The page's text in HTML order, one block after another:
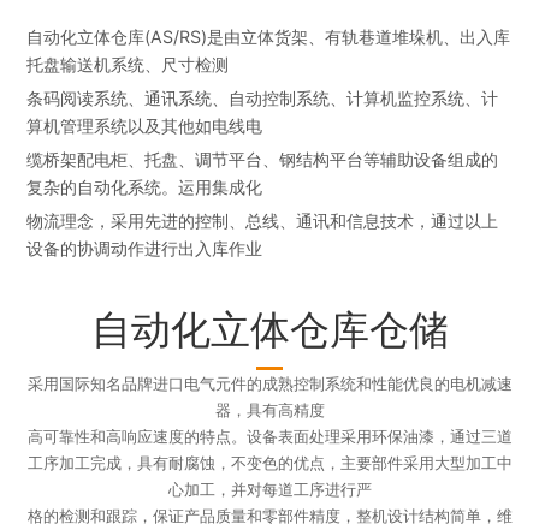
自动化立体仓库(AS/RS)是由立体货架、有轨巷道堆垛机、出入库
托盘输送机系统、尺寸检测
条码阅读系统、通讯系统、自动控制系统、计算机监控系统、计
算机管理系统以及其他如电线电
缆桥架配电柜、托盘、调节平台、钢结构平台等辅助设备组成的
复杂的自动化系统。运用集成化
物流理念，采用先进的控制、总线、通讯和信息技术，通过以上
设备的协调动作进行出入库作业
自动化立体仓库仓储
采用国际知名品牌进口电气元件的成熟控制系统和性能优良的电机减速
器，具有高精度
高可靠性和高响应速度的特点。设备表面处理采用环保油漆，通过三道
工序加工完成，具有耐腐蚀，不变色的优点，主要部件采用大型加工中
心加工，并对每道工序进行严
格的检测和跟踪，保证产品质量和零部件精度，整机设计结构简单，维